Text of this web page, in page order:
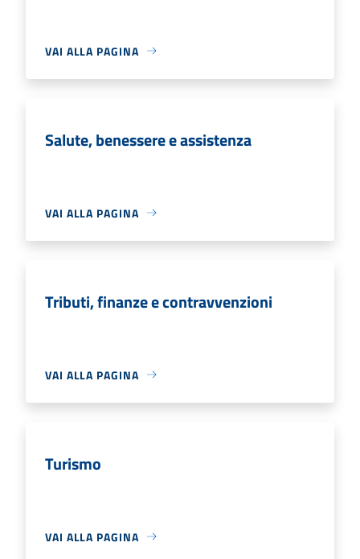
VAI ALLA PAGINA
Salute, benessere e assistenza
VAI ALLA PAGINA
Tributi, finanze e contravvenzioni
VAI ALLA PAGINA
Turismo
VAI ALLA PAGINA